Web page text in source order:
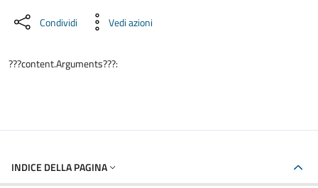
Condividi Vedi azioni
???content.Arguments???:
INDICE DELLA PAGINA